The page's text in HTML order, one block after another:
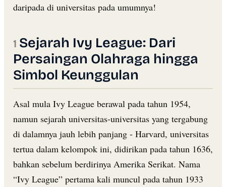
daripada di universitas pada umumnya!
Sejarah Ivy League: Dari
Persaingan Olahraga hingga
Simbol Keunggulan
Asal mula Ivy League berawal pada tahun 1954,
namun sejarah universitas-universitas yang tergabung
di dalamnya jauh lebih panjang - Harvard, universitas
tertua dalam kelompok ini, didirikan pada tahun 1636,
bahkan sebelum berdirinya Amerika Serikat. Nama
“Ivy League” pertama kali muncul pada tahun 1933